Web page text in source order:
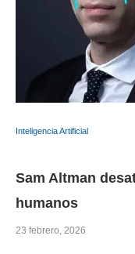
Inteligencia Artificial
Sam Altman
humanos
23 febrero, 2026